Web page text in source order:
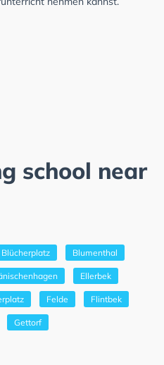
school near
Blücherplatz Blumenthal
Ellerbek
Felde Flintbek
Gettorf